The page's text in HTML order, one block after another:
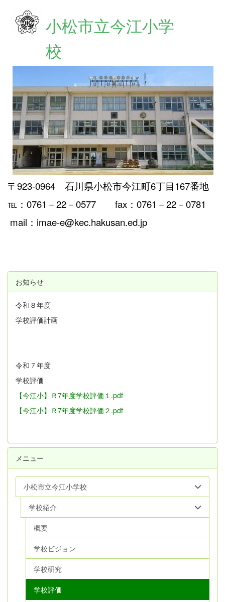
小松市立今江小学
校
〒923-0964 石川県小松市今江町6丁目167番地
℡：0761－22－0577 fax：0761－22－0781
mail：imae-e@kec.hakusan.ed.jp
お知らせ
令和８年度
学校評価計画
令和７年度
学校評価
【今江小】Ｒ7年度学校評価１.pdf
【今江小】Ｒ7年度学校評価２.pdf
メニュー
小松市立今江小学校
学校紹介
概要
学校ビジョン
学校研究
学校評価